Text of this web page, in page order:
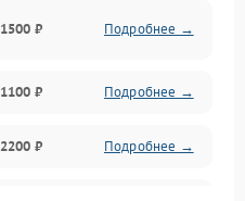
1500 ₽ Подробнее →
1100 ₽ Подробнее →
2200 ₽ Подробнее →